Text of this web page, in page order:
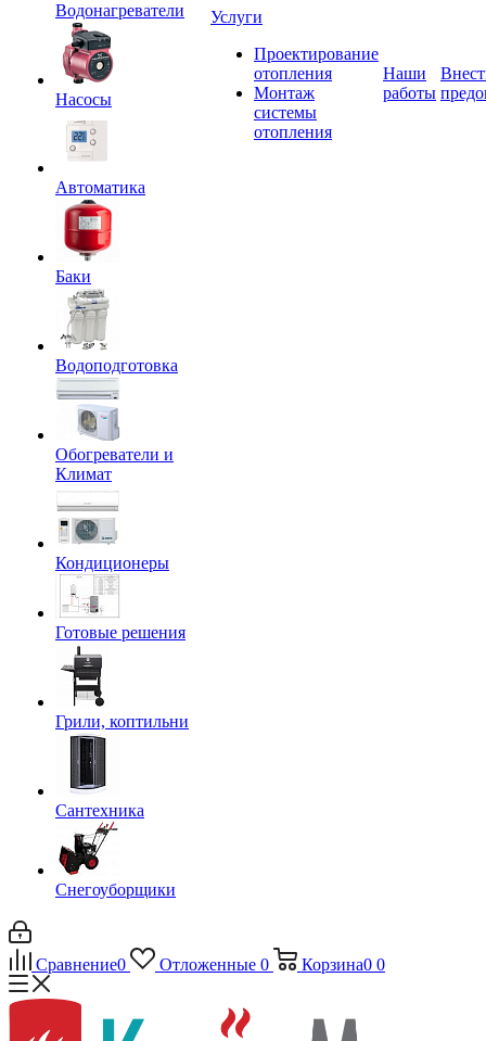
Водонагреватели
Насосы
Автоматика
Баки
Водоподготовка
Обогреватели и
Климат
Кондиционеры
Готовые решения
Грили, коптильни
Сантехника
Снегоуборщики
Услуги
Проектирование
отопления
Монтаж
системы
отопления
Наши
работы
Сравнение0 Отложенные 0 Корзина0 0